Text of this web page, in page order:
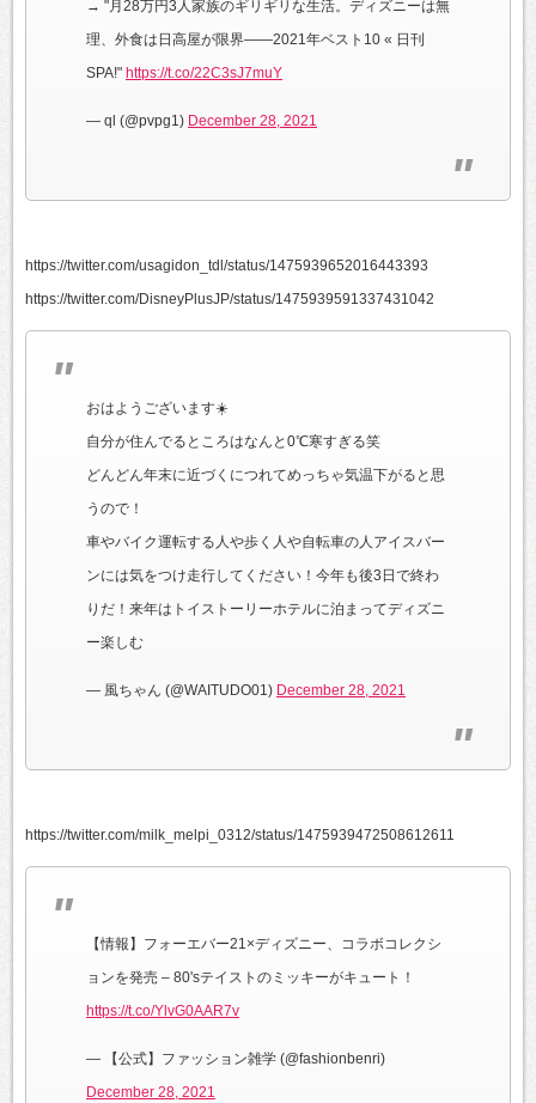
→ "月28万円3人家族のギリギリな生活。ディズニーは無
理、外食は日高屋が限界――2021年ベスト10 « 日刊
SPA!" https://t.co/22C3sJ7muY
— ql (@pvpg1) December 28, 2021
https://twitter.com/usagidon_tdl/status/1475939652016443393
https://twitter.com/DisneyPlusJP/status/1475939591337431042
おはようございます☀️
自分が住んでるところはなんと0℃寒すぎる笑
どんどん年末に近づくにつれてめっちゃ気温下がると思
うので！
車やバイク運転する人や歩く人や自転車の人アイスバー
ンには気をつけ走行してください！今年も後3日で終わ
りだ！来年はトイストーリーホテルに泊まってディズニ
ー楽しむ
— 風ちゃん (@WAITUDO01) December 28, 2021
https://twitter.com/milk_melpi_0312/status/1475939472508612611
【情報】フォーエバー21×ディズニー、コラボコレクシ
ョンを発売 – 80'sテイストのミッキーがキュート！
https://t.co/YlvG0AAR7v
— 【公式】ファッション雑学 (@fashionbenri)
December 28, 2021